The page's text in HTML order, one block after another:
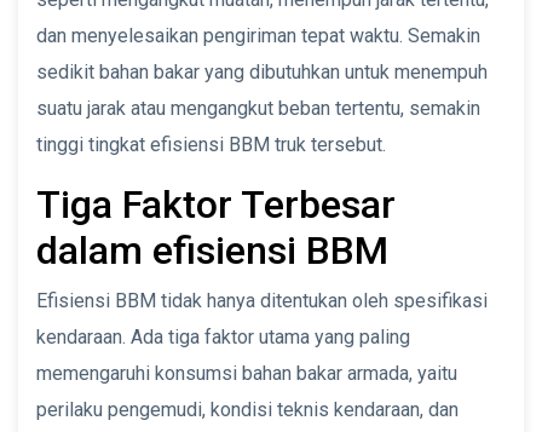
dan menyelesaikan pengiriman tepat waktu. Semakin
sedikit bahan bakar yang dibutuhkan untuk menempuh
suatu jarak atau mengangkut beban tertentu, semakin
tinggi tingkat efisiensi BBM truk tersebut.
Tiga Faktor Terbesar
dalam efisiensi BBM
Efisiensi BBM tidak hanya ditentukan oleh spesifikasi
kendaraan. Ada tiga faktor utama yang paling
memengaruhi konsumsi bahan bakar armada, yaitu
perilaku pengemudi, kondisi teknis kendaraan, dan